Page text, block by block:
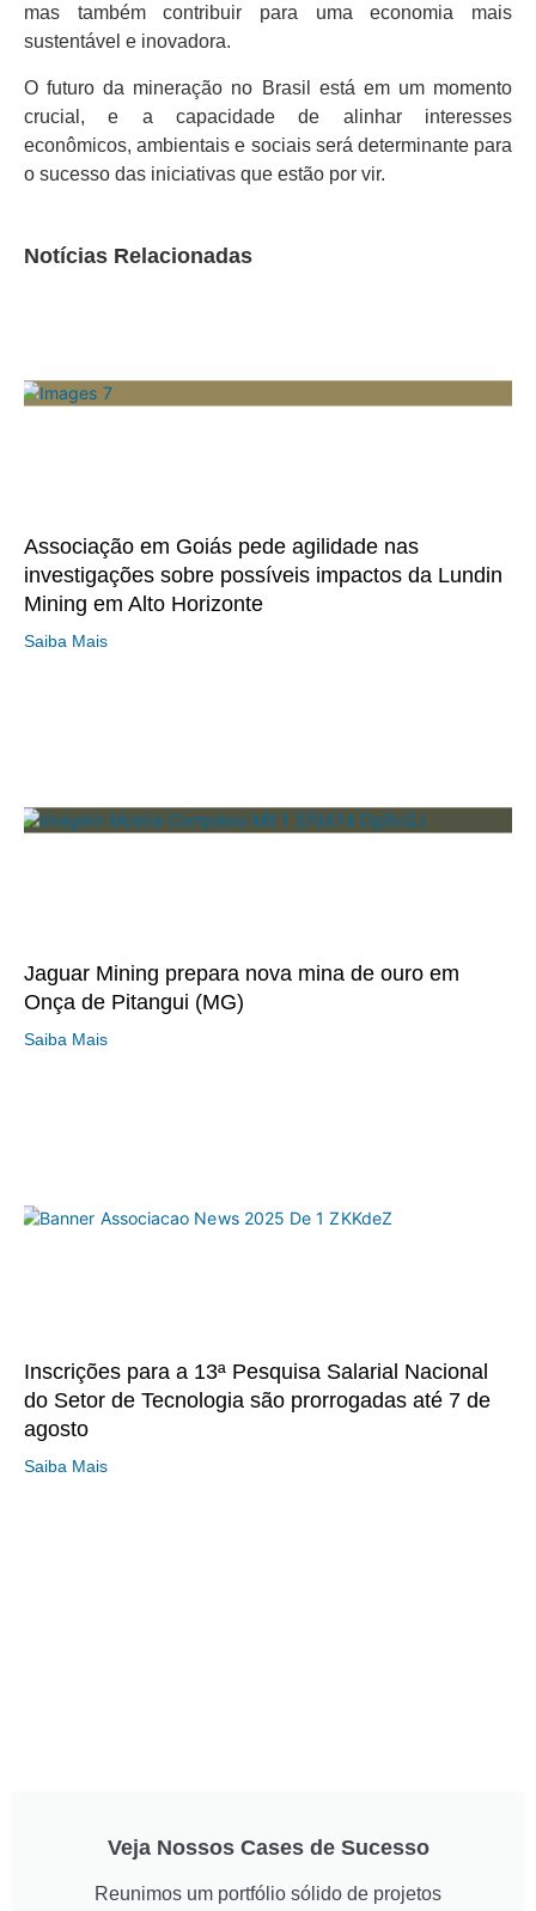
mas também contribuir para uma economia mais
sustentável e inovadora.
O futuro da mineração no Brasil está em um momento
crucial, e a capacidade de alinhar interesses
econômicos, ambientais e sociais será determinante para
o sucesso das iniciativas que estão por vir.
Notícias Relacionadas
Associação em Goiás pede agilidade nas
investigações sobre possíveis impactos da Lundin
Mining em Alto Horizonte
Saiba Mais
Jaguar Mining prepara nova mina de ouro em
Onça de Pitangui (MG)
Saiba Mais
Inscrições para a 13ª Pesquisa Salarial Nacional
do Setor de Tecnologia são prorrogadas até 7 de
agosto
Saiba Mais
Veja Nossos Cases de Sucesso
Reunimos um portfólio sólido de projetos